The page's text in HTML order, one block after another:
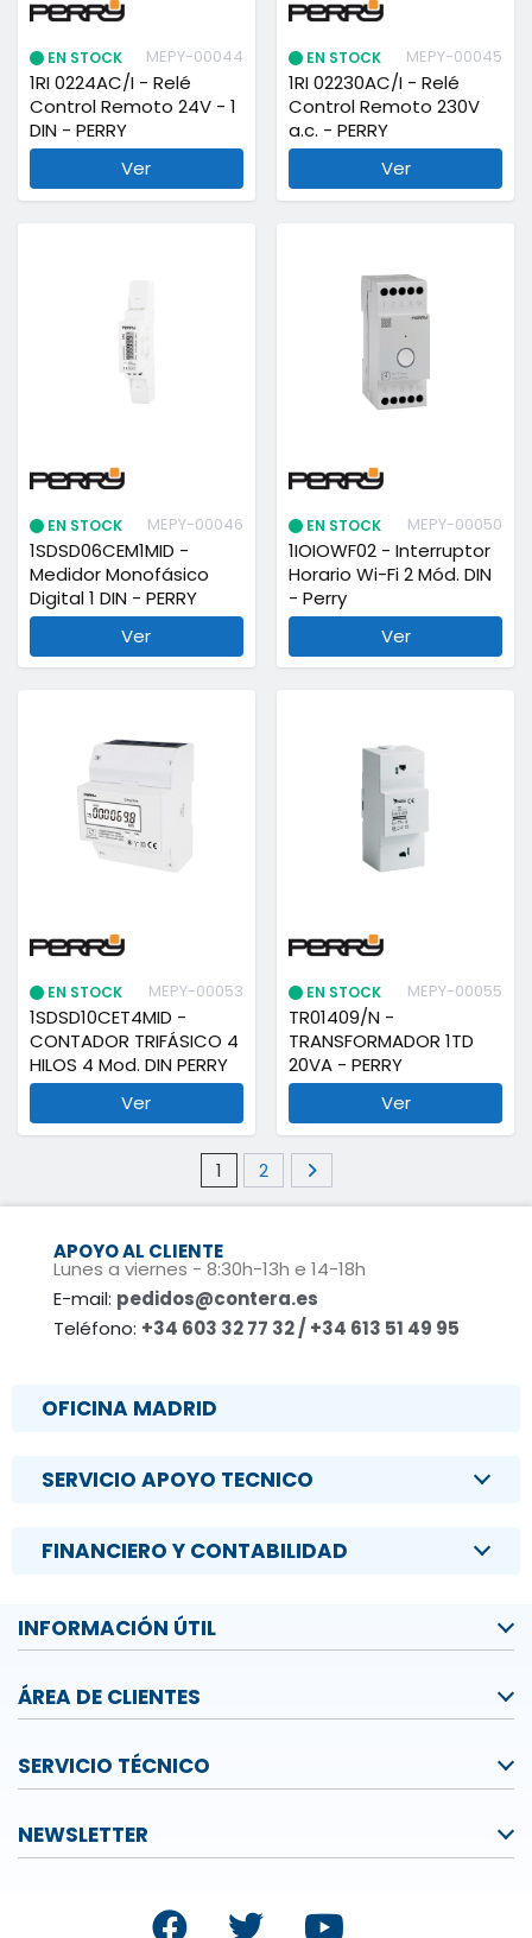
EN STOCK MEPY-00044
1RI 0224AC/I - Relé
Control Remoto 24V - 1
DIN - PERRY
Ver
EN STOCK MEPY-00045
1RI 02230AC/I - Relé
Control Remoto 230V
a.c. - PERRY
Ver
EN STOCK MEPY-00046
1SDSD06CEM1MID -
Medidor Monofásico
Digital 1 DIN - PERRY
Ver
EN STOCK MEPY-00050
1IOIOWF02 - Interruptor
Horario Wi-Fi 2 Mód. DIN
- Perry
Ver
EN STOCK MEPY-00053
1SDSD10CET4MID -
CONTADOR TRIFÁSICO 4
HILOS 4 Mod. DIN PERRY
Ver
EN STOCK MEPY-00055
TR01409/N -
TRANSFORMADOR 1TD
20VA - PERRY
Ver
1 2
APOYO AL CLIENTE
Lunes a viernes - 8:30h-13h e 14-18h
E-mail: pedidos@contera.es
Teléfono: +34 603 32 77 32 / +34 613 51 49 95
OFICINA MADRID
SERVICIO APOYO TECNICO
FINANCIERO Y CONTABILIDAD
INFORMACIÓN ÚTIL
ÁREA DE CLIENTES
SERVICIO TÉCNICO
NEWSLETTER